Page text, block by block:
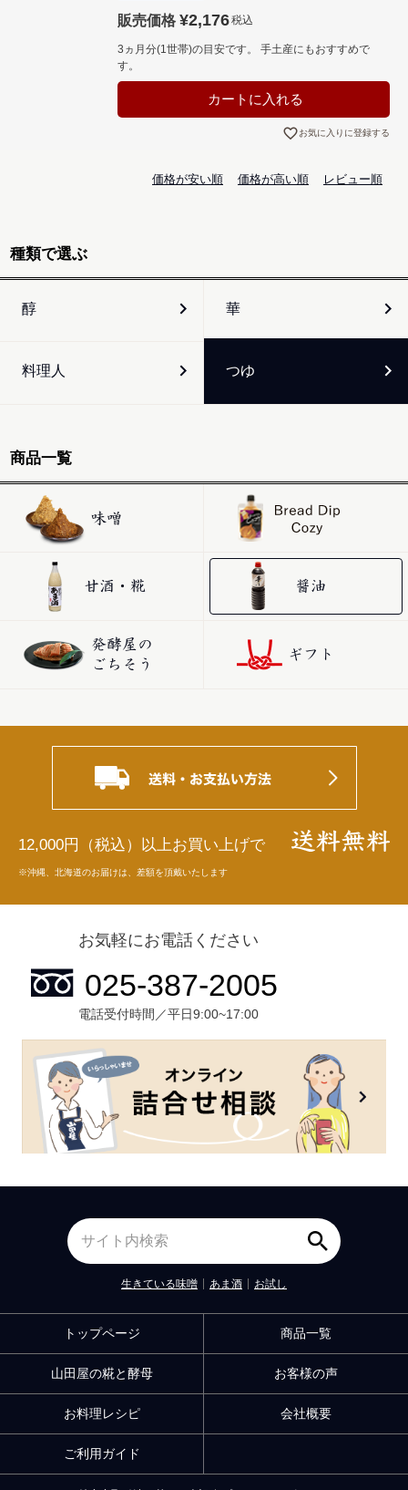
販売価格 ¥2,176税込
3ヵ月分(1世帯)の目安です。 手土産にもおすすめで
す。
カートに入れる
お気に入りに登録する
価格が安い順 価格が高い順 レビュー順
種類で選ぶ
醇 華
料理人 つゆ
商品一覧
12,000円（税込）以上お買い上げで
※沖縄、北海道のお届けは、差額を頂戴いたします
お気軽にお電話ください
電話受付時間／平日9:00~17:00
生きている味噌 あま酒 お試し
トップページ 商品一覧
山田屋の糀と酵母 お客様の声
お料理レシピ 会社概要
ご利用ガイド